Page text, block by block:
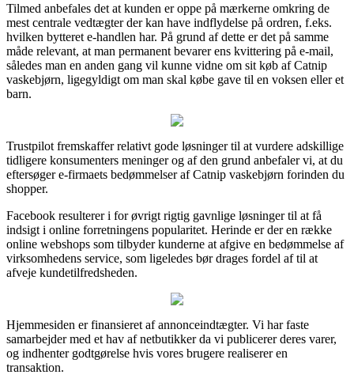
Tilmed anbefales det at kunden er oppe på mærkerne omkring de
mest centrale vedtægter der kan have indflydelse på ordren, f.eks.
hvilken bytteret e-handlen har. På grund af dette er det på samme
måde relevant, at man permanent bevarer ens kvittering på e-mail,
således man en anden gang vil kunne vidne om sit køb af Catnip
vaskebjørn, ligegyldigt om man skal købe gave til en voksen eller et
barn.
Trustpilot fremskaffer relativt gode løsninger til at vurdere adskillige
tidligere konsumenters meninger og af den grund anbefaler vi, at du
eftersøger e-firmaets bedømmelser af Catnip vaskebjørn forinden du
shopper.
Facebook resulterer i for øvrigt rigtig gavnlige løsninger til at få
indsigt i online forretningens popularitet. Herinde er der en række
online webshops som tilbyder kunderne at afgive en bedømmelse af
virksomhedens service, som ligeledes bør drages fordel af til at
afveje kundetilfredsheden.
Hjemmesiden er finansieret af annonceindtægter. Vi har faste
samarbejder med et hav af netbutikker da vi publicerer deres varer,
og indhenter godtgørelse hvis vores brugere realiserer en
transaktion.